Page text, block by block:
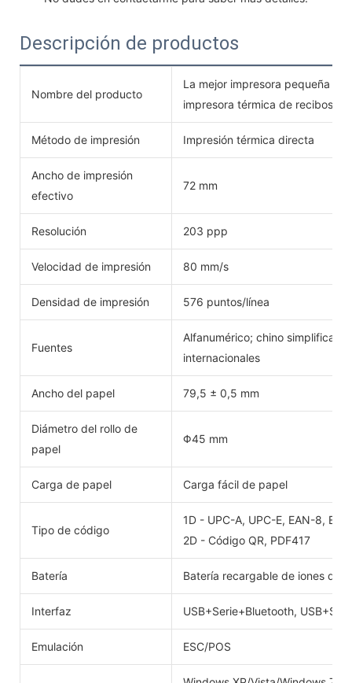
Descripción de productos
Nombre del producto
La mejor impresora pequeña
impresora térmica de recibos
Método de impresión Impresión térmica directa
Ancho de impresión
efectivo
72 mm
Resolución 203 ppp
Velocidad de impresión 80 mm/s
Densidad de impresión 576 puntos/línea
Fuentes
Alfanumérico; chino
internacionales
Ancho del papel 79,5 ± 0,5 mm
Diámetro del rollo de
papel
Φ45 mm
Carga de papel Carga fácil de papel
Tipo de código
1D - UPC-A, UPC-E, EAN-8,
2D - Código QR, PDF417
Batería Batería recargable de iones de
Interfaz USB+Serie+Bluetooth,
Emulación ESC/POS